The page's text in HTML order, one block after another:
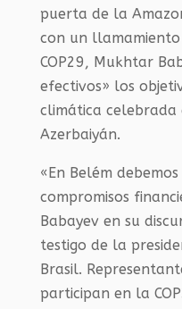
puerta de la
con un
COP29, Mukhtar
efectivos» los
climática celebrada
Azerbaiyán.
«En Belém
compromisos
Babayev en su
testigo de la
Brasil.
participan en la